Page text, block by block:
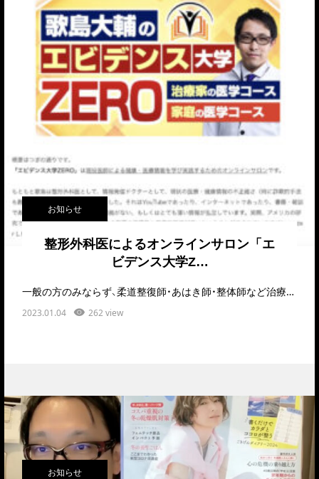
お知らせ
整形外科医によるオンラインサロン「エ
ビデンス大学Z…
一般の方のみならず、柔道整復師・あはき師・整体師など治療家向けの専門的かつ実践的な学びの場も現役…
2023.01.04 262 view
お知らせ